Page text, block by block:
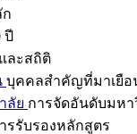
ปี
ละสถิติ
บุคคลสำคัญที่มาเยือ
ลัย การจัดอันดับมหา
รรับรองหลักสูตร